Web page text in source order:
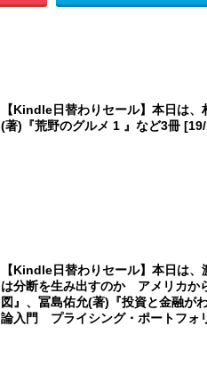
【Kindle日替わりセール】本日は
(著)『荒野のグルメ 1 』など3冊
【Kindle日替わりセール】本日は
は分断を生み出すのか アメリカか
図』、冨島佑允(著)『投資と金融が
論入門 プライシング・ポートフォ